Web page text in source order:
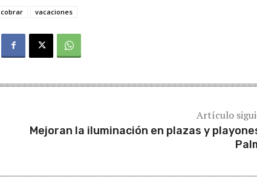
cobrar vacaciones
Artículo
Mejoran la iluminación en plazas y